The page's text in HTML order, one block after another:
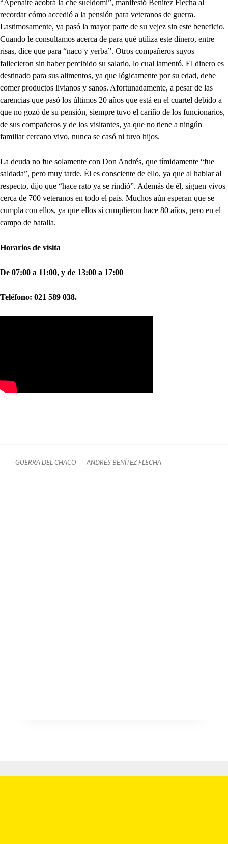
“Apenaite acobrá la che sueldomi”, manifestó Benítez Flecha al
recordar cómo accedió a la pensión para veteranos de guerra.
Lastimosamente, ya pasó la mayor parte de su vejez sin este beneficio.
Cuando le consultamos acerca de para qué utiliza este dinero, entre
risas, dice que para “naco y yerba”. Otros compañeros suyos
fallecieron sin haber percibido su salario, lo cual lamentó. El dinero es
destinado para sus alimentos, ya que lógicamente por su edad, debe
comer productos livianos y sanos. Afortunadamente, a pesar de las
carencias que pasó los últimos 20 años que está en el cuartel debido a
que no gozó de su pensión, siempre tuvo el cariño de los funcionarios,
de sus compañeros y de los visitantes, ya que no tiene a ningún
familiar cercano vivo, nunca se casó ni tuvo hijos.
La deuda no fue solamente con Don Andrés, que tímidamente “fue
saldada”, pero muy tarde. Él es consciente de ello, ya que al hablar al
respecto, dijo que “hace rato ya se rindió”. Además de él, siguen vivos
cerca de 700 veteranos en todo el país. Muchos aún esperan que se
cumpla con ellos, ya que ellos sí cumplieron hace 80 años, pero en el
campo de batalla.
Horarios de visita
De 07:00 a 11:00, y de 13:00 a 17:00
Teléfono: 021 589 038.
GUERRA DEL CHACO ANDRÉS BENÍTEZ FLECHA